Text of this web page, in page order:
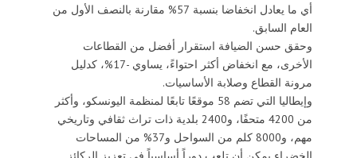
أي ما يعادل انخفاضا بنسبة 57% مقارنة بالنصف الأول من
العام السابق.
وحقق حسن الضيافة استقرار أفضل من القطاعات
الأخرى، مع انخفاض أكثر احتواءً، يساوي -17%، كدليل
مرونة القطاع وصلابة الأساسيات.
وإيطاليا التي تضم 58 موقعًا تابعًا لمنظمة اليونسكو، وأكثر
من 4200 متحفًا، و2400 بلدية ذات تراث ثقافي وتاريخي
مهم، و8000 كلم من السواحل و37% من المساحات